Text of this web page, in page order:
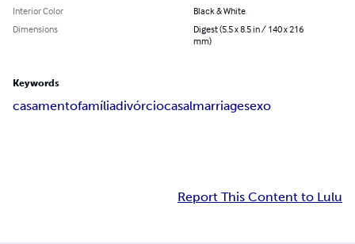
Interior Color
Black & White
Dimensions
Digest (5.5 x 8.5 in / 140 x 216
mm)
Keywords
casamentofamíliadivórciocasalmarriagesexo
Report This Content to Lulu